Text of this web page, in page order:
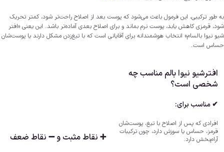
به طور ترکیبی، این فرمول باعث می‌شود که پوست بعد از اصلاح راحت‌تر شود، کمتر تحریک
شود، قرمزی کاهش یابد، پوست نرم بماند و برای اصلاح بعدی آماده‌تر باشد. این یعنی «افتر
شیو نیوا بالسام» انتخاب هوشمندانه برای آقایانی است که با تیغ‌زدن مشکل دارند یا پوست‌شان
حساس است.
افترشیو نیوا بالم مناسب چه
شخصی است؟
✔ مناسب برای:
افرادی که پس از اصلاح با تیغ، پوست‌شان
قرمز، حساس یا سوزش دارد، چون ترکیبات
آرام‌بخش دارد.
➕ نقاط مثبت و ➖ نقاط ضعف